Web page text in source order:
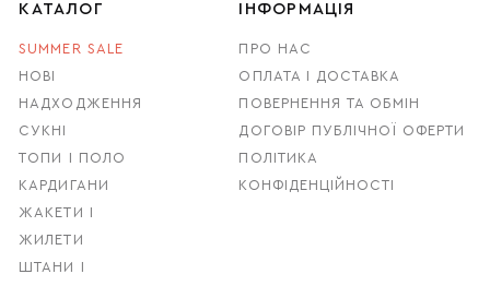
КАТАЛОГ
SUMMER SALE
НОВІ
НАДХОДЖЕННЯ
СУКНІ
ТОПИ І ПОЛО
КАРДИГАНИ
ЖАКЕТИ І
ЖИЛЕТИ
ШТАНИ І
ІНФОРМАЦІЯ
ПРО НАС
ОПЛАТА І ДОСТАВКА
ПОВЕРНЕННЯ ТА ОБМІН
ДОГОВІР ПУБЛІЧНОЇ ОФЕРТИ
ПОЛІТИКА
КОНФІДЕНЦІЙНОСТІ